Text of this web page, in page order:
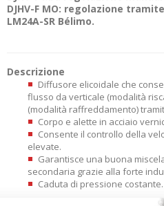
DJHV-F MO: regolazione
LM24A-SR Bélimo.
Descrizione
Diffusore elicoidale che
flusso da verticale (modalità
(modalità raffreddamento)
Corpo e alette in acciaio
Consente il controllo della
elevate.
Garantisce una buona
secondaria grazie alla forte
Caduta di pressione costante.